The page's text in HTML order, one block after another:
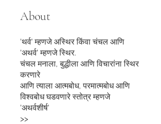
About
'थर्व' म्हणजे अस्थिर किंवा चंचल आणि
'अथर्व' म्हणजे स्थिर.
चंचल मनाला, बुद्धीला आणि विचारांना स्थिर
करणारे
आणि त्याला आत्मबोध, परमात्मबोध आणि
विश्वबोध घडवणारे स्तोत्र म्हणजे
'अथर्वशीर्ष'
>>